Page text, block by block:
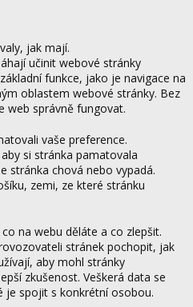
jak mají.
učinit webové stránky
funkce, jako je navigace na
oblastem webové stránky. Bez
web správně fungovat.
vaše preference.
si stránka pamatovala
stránka chová nebo vypadá.
zemi, ze které stránku
na webu děláte a co zlepšit.
stránek pochopit, jak
aby mohl stránky
zkušenost. Veškerá data se
je spojit s konkrétní osobou.